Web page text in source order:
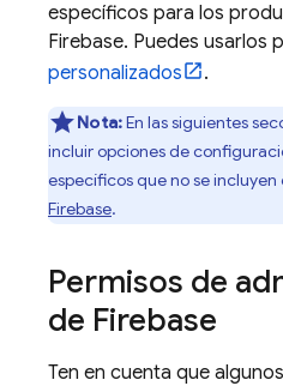
específicos para los
Firebase. Puedes usarlos
personalizados
.
Nota:En las siguientes
incluir opciones de
específicos que no se incluyen
Firebase.
Permisos de
de Firebase
Ten en cuenta que